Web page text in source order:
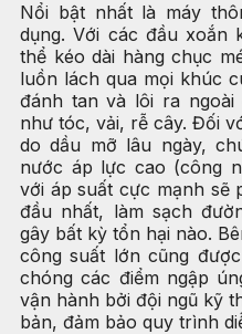
Nổi bật nhất là máy
dụng. Với các đầu xoắn
thể kéo dài hàng chục
luồn lách qua mọi khúc
đánh tan và lôi ra
như tóc, vải, rễ cây. Đối
do dầu mỡ lâu ngày,
nước áp lực cao (công
với áp suất cực mạnh sẽ
đầu nhất, làm sạch
gây bất kỳ tổn hại nào.
công suất lớn cũng
chóng các điểm ngập
vận hành bởi đội ngũ kỹ
bản, đảm bảo quy trình